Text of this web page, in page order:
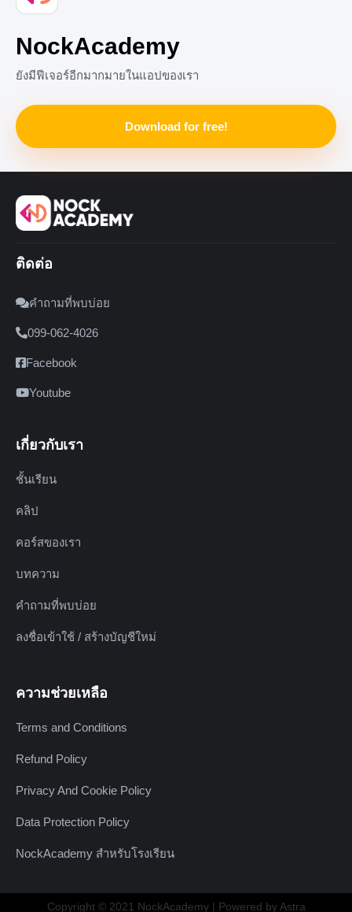
โดยทั่วไปแล้วมนุษย์มีกระบวนการเรียนรู้อยู่หลัก ๆ 5
NockAcademy
ยังมีฟีเจอร์อีกมากมายในแอปของเรา
Download for free!
ติดต่อ
คำถามที่พบบ่อย
099-062-4026
Facebook
Youtube
เกี่ยวกับเรา
ชั้นเรียน
คลิป
คอร์สของเรา
บทความ
คำถามที่พบบ่อย
ลงชื่อเข้าใช้ / สร้างบัญชีใหม่
ความช่วยเหลือ
Terms and Conditions
Refund Policy
Privacy And Cookie Policy
Data Protection Policy
NockAcademy สำหรับโรงเรียน
Copyright © 2021 NockAcademy | Powered by Astra